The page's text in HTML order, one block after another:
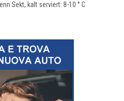
Sekt, kalt serviert: 8-10 ° C